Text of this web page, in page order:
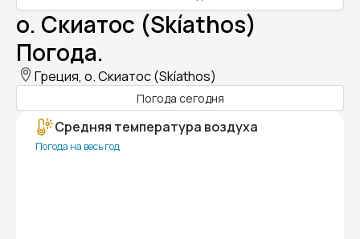
о. Скиатос (Skíathos)
Погода.
Греция, о. Скиатос (Skíathos)
Погода сегодня
Средняя температура воздуха
Погода на весь год